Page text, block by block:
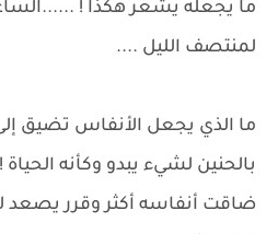
ما يجعله يشعر هكذا !
لمنتصف الليل ....
ما الذي يجعل الأنفاس تضيق
بالحنين لشيء يبدو وكأنه الحياة
ضاقت أنفاسه أكثر وقرر يصعد